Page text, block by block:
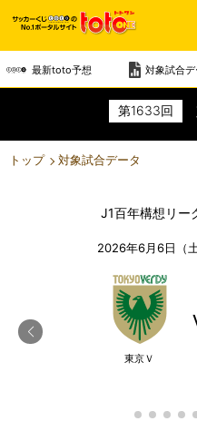
最新toto予想 対象試合デ
第1633回
トップ 対象試合データ
J1百年構想リー
2026年6月6日（
東京Ｖ